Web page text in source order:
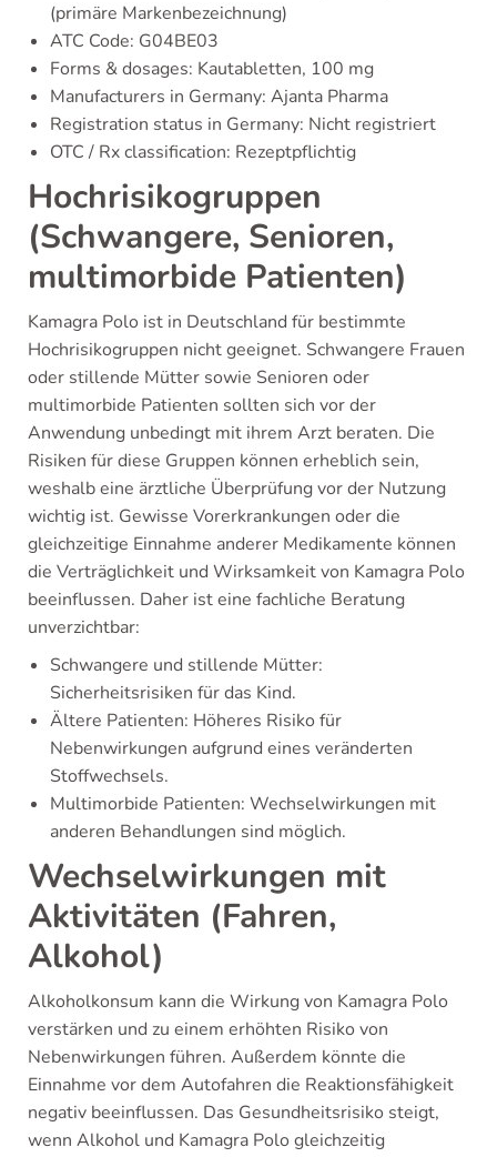
(primäre Markenbezeichnung)
ATC Code: G04BE03
Forms & dosages: Kautabletten, 100 mg
Manufacturers in Germany: Ajanta Pharma
Registration status in Germany: Nicht registriert
OTC / Rx classification: Rezeptpflichtig
Hochrisikogruppen
(Schwangere, Senioren,
multimorbide Patienten)
Kamagra Polo ist in Deutschland für bestimmte
Hochrisikogruppen nicht geeignet. Schwangere Frauen
oder stillende Mütter sowie Senioren oder
multimorbide Patienten sollten sich vor der
Anwendung unbedingt mit ihrem Arzt beraten. Die
Risiken für diese Gruppen können erheblich sein,
weshalb eine ärztliche Überprüfung vor der Nutzung
wichtig ist. Gewisse Vorerkrankungen oder die
gleichzeitige Einnahme anderer Medikamente können
die Verträglichkeit und Wirksamkeit von Kamagra Polo
beeinflussen. Daher ist eine fachliche Beratung
unverzichtbar:
Schwangere und stillende Mütter:
Sicherheitsrisiken für das Kind.
Ältere Patienten: Höheres Risiko für
Nebenwirkungen aufgrund eines veränderten
Stoffwechsels.
Multimorbide Patienten: Wechselwirkungen mit
anderen Behandlungen sind möglich.
Wechselwirkungen mit
Aktivitäten (Fahren,
Alkohol)
Alkoholkonsum kann die Wirkung von Kamagra Polo
verstärken und zu einem erhöhten Risiko von
Nebenwirkungen führen. Außerdem könnte die
Einnahme vor dem Autofahren die Reaktionsfähigkeit
negativ beeinflussen. Das Gesundheitsrisiko steigt,
wenn Alkohol und Kamagra Polo gleichzeitig